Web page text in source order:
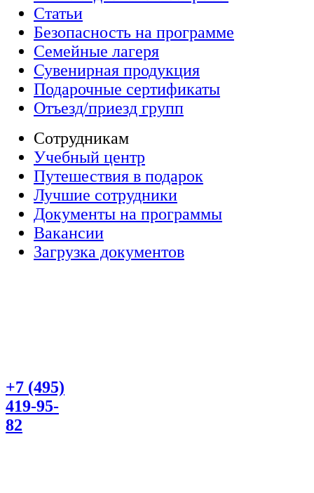
Статьи
Безопасность на программе
Семейные лагеря
Сувенирная продукция
Подарочные сертификаты
Отъезд/приезд групп
Сотрудникам
Учебный центр
Путешествия в подарок
Лучшие сотрудники
Документы на программы
Вакансии
Загрузка документов
+7 (495)
419-95-
82